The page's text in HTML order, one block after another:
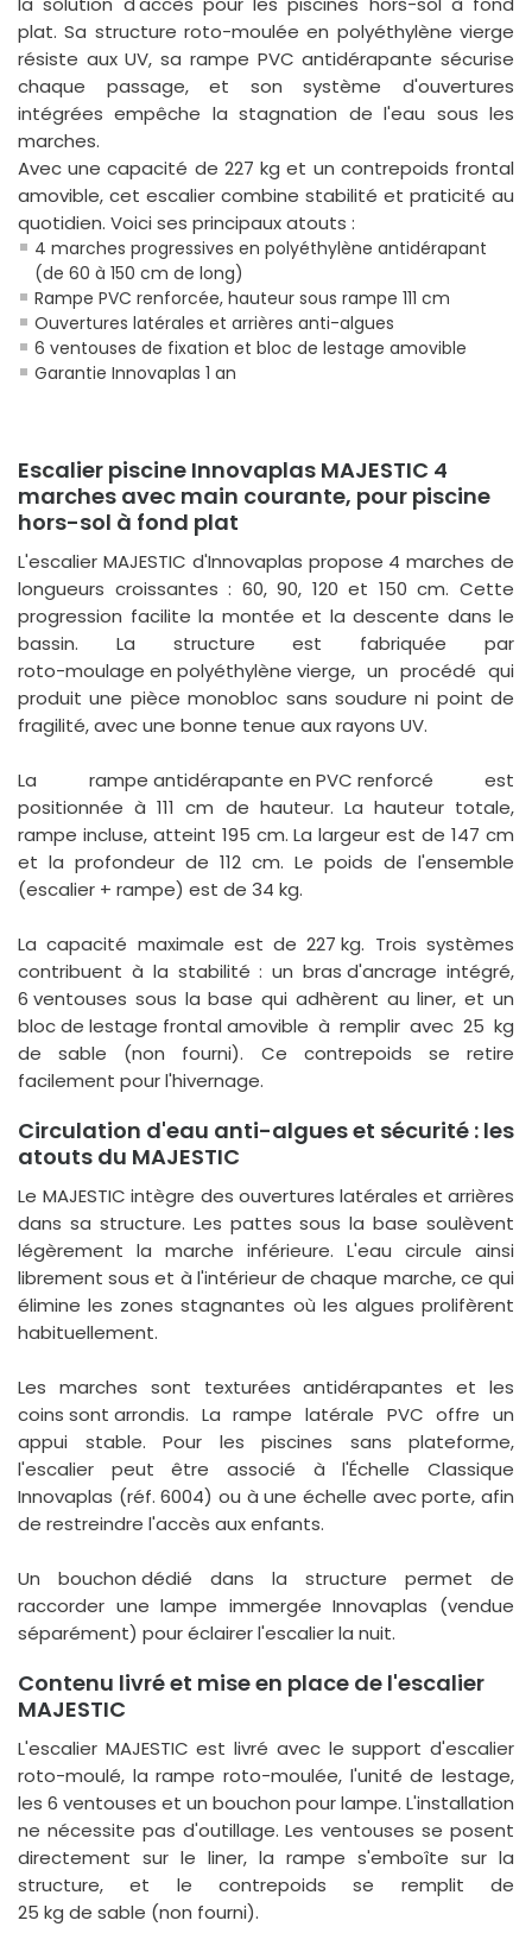
plat. Sa structure roto-moulée en polyéthylène vierge
résiste aux UV, sa rampe PVC antidérapante sécurise
chaque passage, et son système d'ouvertures
intégrées empêche la stagnation de l'eau sous les
marches.
Avec une capacité de 227 kg et un contrepoids frontal
amovible, cet escalier combine stabilité et praticité au
quotidien. Voici ses principaux atouts :
4 marches progressives en polyéthylène antidérapant
(de 60 à 150 cm de long)
Rampe PVC renforcée, hauteur sous rampe 111 cm
Ouvertures latérales et arrières anti-algues
6 ventouses de fixation et bloc de lestage amovible
Garantie Innovaplas 1 an
Escalier piscine Innovaplas MAJESTIC 4
marches avec main courante, pour piscine
hors-sol à fond plat
L'escalier MAJESTIC d'Innovaplas propose 4 marches de
longueurs croissantes : 60, 90, 120 et 150 cm. Cette
progression facilite la montée et la descente dans le
bassin. La structure est fabriquée par
roto-moulage en polyéthylène vierge, un procédé qui
produit une pièce monobloc sans soudure ni point de
fragilité, avec une bonne tenue aux rayons UV.
La rampe antidérapante en PVC renforcé est
positionnée à 111 cm de hauteur. La hauteur totale,
rampe incluse, atteint 195 cm. La largeur est de 147 cm
et la profondeur de 112 cm. Le poids de l'ensemble
(escalier + rampe) est de 34 kg.
La capacité maximale est de227 kg. Trois systèmes
contribuent à la stabilité : unbras d'ancrage intégré,
6 ventouses sous la base qui adhèrent au liner, et un
bloc de lestage frontal amovible à remplir avec 25 kg
de sable (non fourni). Ce contrepoids se retire
facilement pour l'hivernage.
Circulation d'eau anti-algues et sécurité : les
atouts du MAJESTIC
Le MAJESTIC intègre des ouvertures latérales et arrières
dans sa structure. Les pattes sous la base soulèvent
légèrement la marche inférieure. L'eau circule ainsi
librement sous et à l'intérieur de chaque marche, ce qui
élimine les zones stagnantes où les algues prolifèrent
habituellement.
Les marches sont texturées antidérapantes et les
coins sont arrondis. La rampe latérale PVC offre un
appui stable. Pour les piscines sans plateforme,
l'escalier peut être associé à l'Échelle Classique
Innovaplas (réf. 6004) ou à une échelle avec porte, afin
de restreindre l'accès aux enfants.
Un bouchon dédié dans la structure permet de
raccorder une lampe immergée Innovaplas (vendue
séparément) pour éclairer l'escalier la nuit.
Contenu livré et mise en place de l'escalier
MAJESTIC
L'escalier MAJESTIC est livré avec le support d'escalier
roto-moulé, la rampe roto-moulée, l'unité de lestage,
les 6 ventouses et un bouchon pour lampe. L'installation
ne nécessite pas d'outillage. Les ventouses se posent
directement sur le liner, la rampe s'emboîte sur la
structure, et le contrepoids se remplit de
25 kg de sable (non fourni).